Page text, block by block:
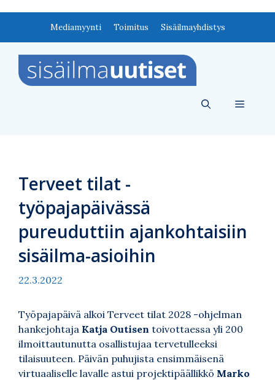
Mediamyynti Toimitus Sisäilmayhdistys
Valikko
Terveet tilat -
työpajapäivässä
pureuduttiin ajankohtaisiin
sisäilma-asioihin
22.3.2022
Työpajapäivä alkoi Terveet tilat 2028 -ohjelman
hankejohtaja Katja Outisen toivottaessa yli 200
ilmoittautunutta osallistujaa tervetulleeksi
tilaisuuteen. Päivän puhujista ensimmäisenä
virtuaaliselle lavalle astui projektipäällikkö Marko